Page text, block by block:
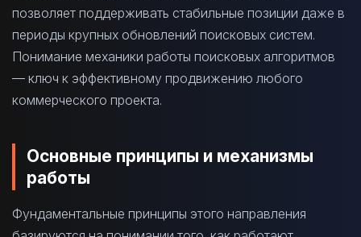
позволяет поддерживать стабильные позиции даже в
периоды крупных обновлений поисковых систем.
Понимание механики работы поисковых алгоритмов
— ключ к эффективному продвижению любого
коммерческого проекта.
Основные принципы и механизмы
работы
Фундаментальные принципы этого направления